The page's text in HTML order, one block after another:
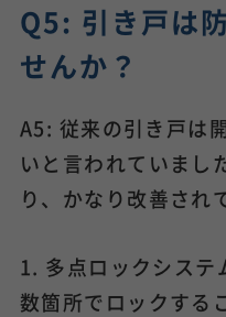
Q5: 引き戸は
せんか？
A5: 従来の引き戸は
いと言われていまし
り、かなり改善され
1. 多点ロックシステ
数箇所でロックする